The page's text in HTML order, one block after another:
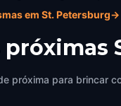
em St. Petersburg→
próximas
próxima para brincar